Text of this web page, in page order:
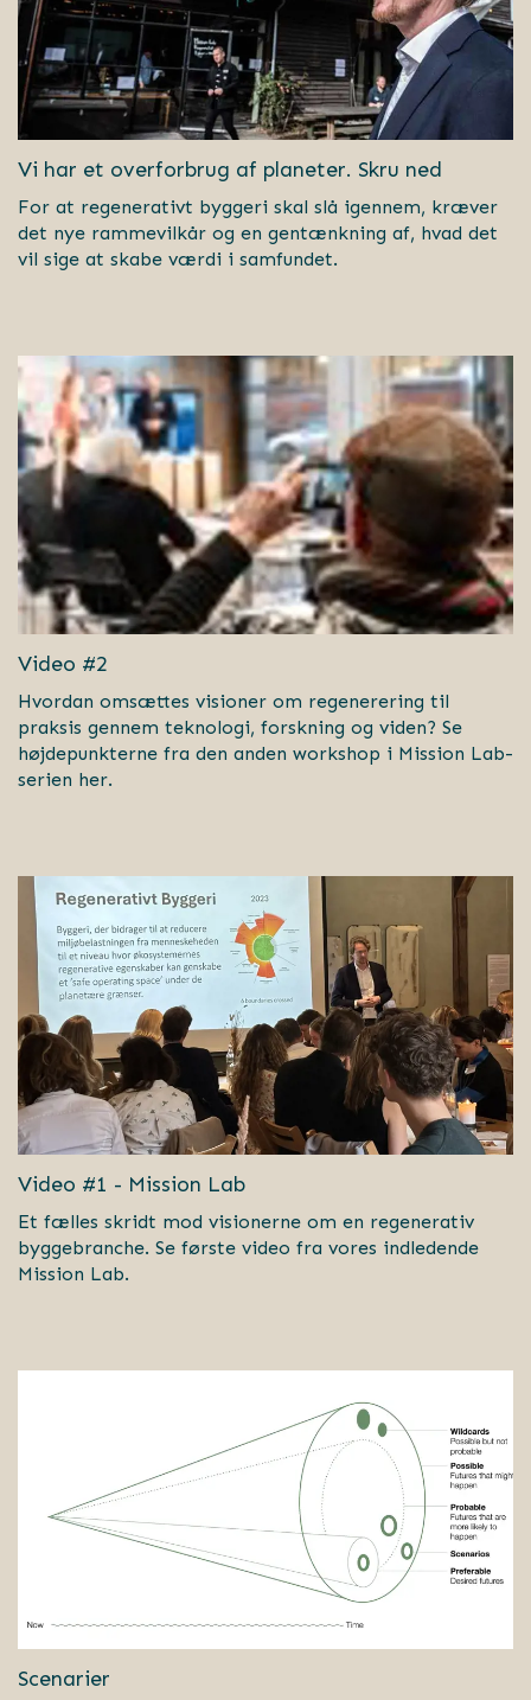
Vi har et overforbrug af planeter. Skru ned
For at regenerativt byggeri skal slå igennem, kræver
det nye rammevilkår og en gentænkning af, hvad det
vil sige at skabe værdi i samfundet.
Video #2
Hvordan omsættes visioner om regenerering til
praksis gennem teknologi, forskning og viden? Se
højdepunkterne fra den anden workshop i Mission Lab-
serien her.
Video #1 - Mission Lab
Et fælles skridt mod visionerne om en regenerativ
byggebranche. Se første video fra vores indledende
Mission Lab.
Scenarier